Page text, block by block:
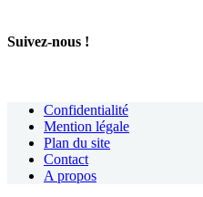
Suivez-nous !
Confidentialité
Mention légale
Plan du site
Contact
A propos